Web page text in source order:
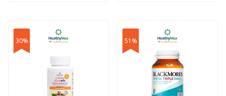
30% 51%